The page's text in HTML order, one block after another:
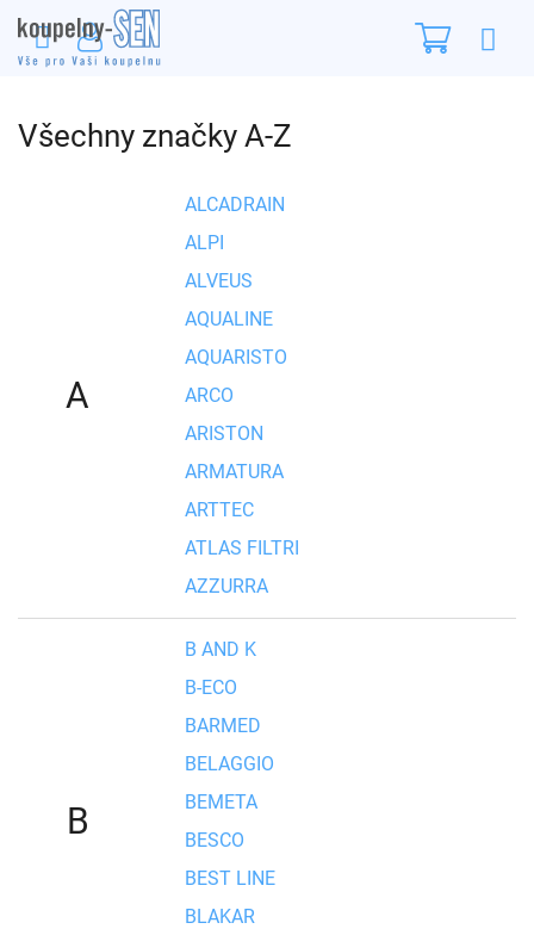
na
obsah
Všechny značky A-Z
A
ALCADRAIN
ALPI
ALVEUS
AQUALINE
AQUARISTO
ARCO
ARISTON
ARMATURA
ARTTEC
ATLAS FILTRI
AZZURRA
B
B AND K
B-ECO
BARMED
BELAGGIO
BEMETA
BESCO
BEST LINE
BLAKAR